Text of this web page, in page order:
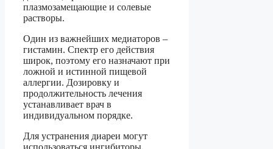
плазмозамещающие и солевые
растворы.
Один из важнейших медиаторов –
гистамин. Спектр его действия
широк, поэтому его назначают при
ложной и истинной пищевой
аллергии. Дозировку и
продолжительность лечения
устанавливает врач в
индивидуальном порядке.
Для устранения диареи могут